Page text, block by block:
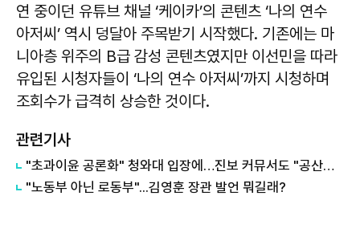
연 중이던 유튜브 채널 ‘케이카’의 콘텐츠 ‘나의 연수
아저씨’ 역시 덩달아 주목받기 시작했다. 기존에는 마
니아층 위주의 B급 감성 콘텐츠였지만 이선민을 따라
유입된 시청자들이 ‘나의 연수 아저씨’까지 시청하며
조회수가 급격히 상승한 것이다.
관련기사
"초과이윤 공론화" 청와대 입장에…진보 커뮤서도 "공산당이냐"
"노동부 아닌 로동부"...김영훈 장관 발언 뭐길래?